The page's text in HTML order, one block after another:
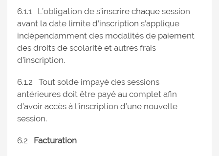
6.1.1 L’obligation de s’inscrire chaque session
avant la date limite d’inscription s’applique
indépendamment des modalités de paiement
des droits de scolarité et autres frais
d’inscription.
6.1.2 Tout solde impayé des sessions
antérieures doit être payé au complet afin
d’avoir accès à l’inscription d’une nouvelle
session.
6.2 Facturation